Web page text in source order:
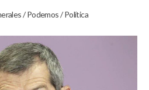
/Podemos/Política